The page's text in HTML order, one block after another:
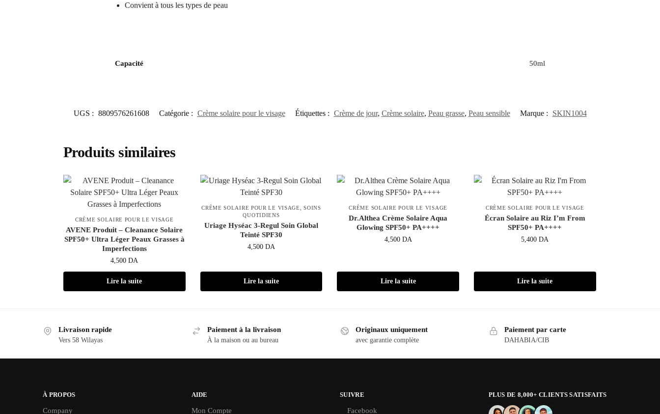
Convient à tous les types de peau
Capacité 50ml
UGS : 8809576261608 Catégorie : Crème solaire pour le visage Étiquettes : Crème de jour, Crème solaire, Peau grasse, Peau sensible Marque : SKIN1004
Produits similaires
CRÈME SOLAIRE POUR LE VISAGE
AVENE Produit – Cleanance Solaire
SPF50+ Ultra Léger Peaux Grasses à
Imperfections
4,500DA
Lire la suite
CRÈME SOLAIRE POUR LE VISAGE ,SOINS
QUOTIDIENS
Uriage Hyséac 3-Regul Soin Global
Teinté SPF30
4,500 DA
Lire la suite
CRÈME SOLAIRE POUR LE VISAGE
Dr.Althea Crème Solaire Aqua
Glowing SPF50+ PA++++
4,500 DA
Lire la suite
CRÈME SOLAIRE POUR LE VISAGE
Écran Solaire au Riz I’m From
SPF50+ PA++++
5,400DA
Lire la suite
Livraison rapide
Vers 58 Wilayas
Paiement à la livraison
À la maison ou au bureau
Originaux uniquement
avec garantie complète
Paiement par carte
DAHABIA/CIB
À PROPOS
Company
AIDE
Mon Compte
SUIVRE
Facebook
PLUS DE 8,000+ CLIENTS SATISFAITS